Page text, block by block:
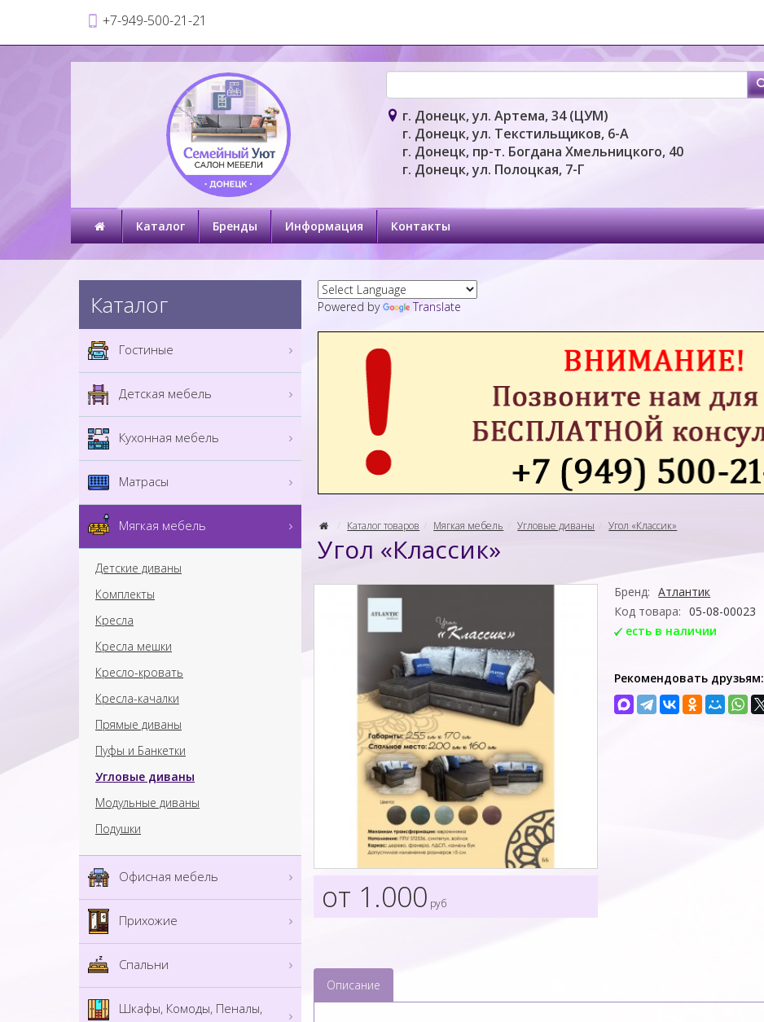
+7-949-500-21-21
г. Донецк, ул. Артема, 34 (ЦУМ)
г. Донецк, ул. Текстильщиков, 6-А
г. Донецк, пр-т. Богдана Хмельницкого, 40
г. Донецк, ул. Полоцкая, 7-Г
Каталог Бренды Информация Контакты
Powered by Translate
Каталог товаров Мягкая мебель Угловые диваны Угол «Классик»
Угол «Классик»
от 1.000 руб
Бренд: Атлантик
Код товара: 05-08-00023
есть в наличии
Рекомендовать друзьям:
Описание
Каталог
Гостиные
Детская мебель
Кухонная мебель
Матрасы
Мягкая мебель
Детские диваны
Комплекты
Кресла
Кресла мешки
Кресло-кровать
Кресла-качалки
Прямые диваны
Пуфы и Банкетки
Угловые диваны
Модульные диваны
Подушки
Офисная мебель
Прихожие
Спальни
Шкафы, Комоды, Пеналы,